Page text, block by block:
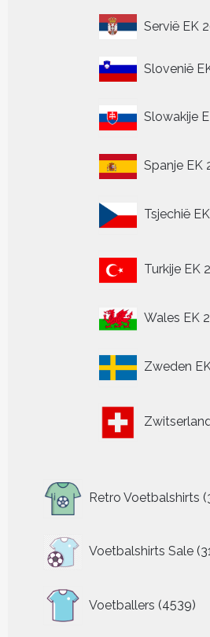
Servië EK
Slovenië
Slowakije
Spanje EK
Tsjechië
Turkije EK
Wales EK
Zweden
Retro Voetbalshirts
Voetbalshirts Sale
Voetballers 4539